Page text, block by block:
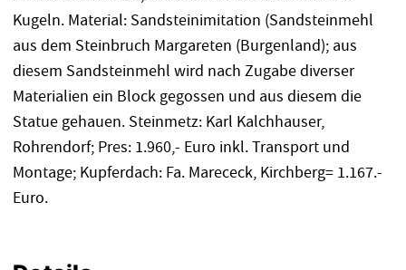
Kugeln. Material: Sandsteinimitation (Sandsteinmehl
aus dem Steinbruch Margareten (Burgenland); aus
diesem Sandsteinmehl wird nach Zugabe diverser
Materialien ein Block gegossen und aus diesem die
Statue gehauen. Steinmetz: Karl Kalchhauser,
Rohrendorf; Pres: 1.960,- Euro inkl. Transport und
Montage; Kupferdach: Fa. Marececk, Kirchberg= 1.167.-
Euro.